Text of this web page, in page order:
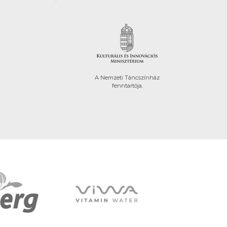
A Nemzeti Táncszínház
fenntartója.